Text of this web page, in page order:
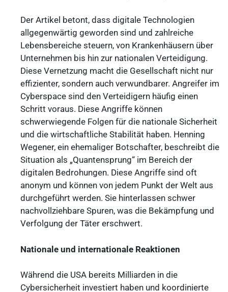
Der Artikel betont, dass digitale Technologien
allgegenwärtig geworden sind und zahlreiche
Lebensbereiche steuern, von Krankenhäusern über
Unternehmen bis hin zur nationalen Verteidigung.
Diese Vernetzung macht die Gesellschaft nicht nur
effizienter, sondern auch verwundbarer. Angreifer im
Cyberspace sind den Verteidigern häufig einen
Schritt voraus. Diese Angriffe können
schwerwiegende Folgen für die nationale Sicherheit
und die wirtschaftliche Stabilität haben. Henning
Wegener, ein ehemaliger Botschafter, beschreibt die
Situation als „Quantensprung“ im Bereich der
digitalen Bedrohungen. Diese Angriffe sind oft
anonym und können von jedem Punkt der Welt aus
durchgeführt werden. Sie hinterlassen schwer
nachvollziehbare Spuren, was die Bekämpfung und
Verfolgung der Täter erschwert.
Nationale und internationale Reaktionen
Während die USA bereits Milliarden in die
Cybersicherheit investiert haben und koordinierte